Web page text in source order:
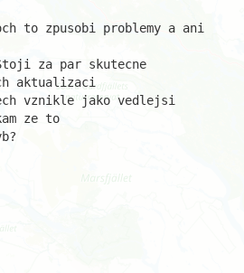
to zpusobi problemy a ani
za par skutecne
aktualizaci
vznikle jako vedlejsi
ze to